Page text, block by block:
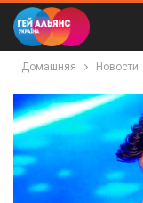
Домашняя Новости